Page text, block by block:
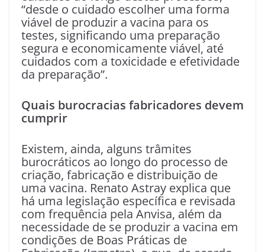
“desde o cuidado escolher uma forma
viável de produzir a vacina para os
testes, significando uma preparação
segura e economicamente viável, até
cuidados com a toxicidade e efetividade
da preparação”.
Quais burocracias fabricadores devem
cumprir
Existem, ainda, alguns trâmites
burocráticos ao longo do processo de
criação, fabricação e distribuição de
uma vacina. Renato Astray explica que
há uma legislação específica e revisada
com frequência pela Anvisa, além da
necessidade de se produzir a vacina em
condições de Boas Práticas de